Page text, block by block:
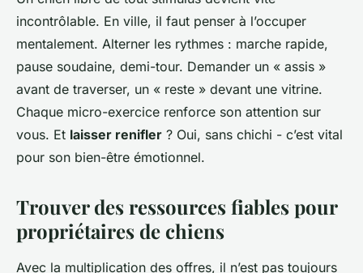
incontrôlable. En ville, il faut penser à l’occuper
mentalement. Alterner les rythmes : marche rapide,
pause soudaine, demi-tour. Demander un « assis »
avant de traverser, un « reste » devant une vitrine.
Chaque micro-exercice renforce son attention sur
vous. Et laisser renifler ? Oui, sans chichi - c’est vital
pour son bien-être émotionnel.
Trouver des ressources fiables pour
propriétaires de chiens
Avec la multiplication des offres, il n’est pas toujours